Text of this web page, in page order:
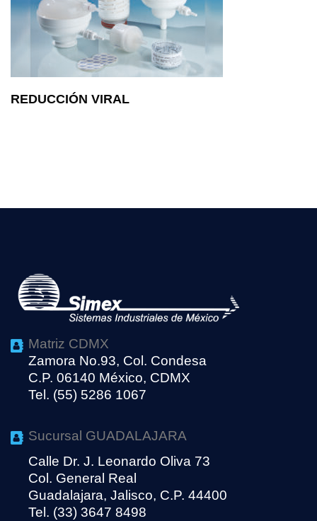
REDUCCIÓN VIRAL
Matriz CDMX
Zamora No.93, Col. Condesa
C.P. 06140 México, CDMX
Tel. (55) 5286 1067
Sucursal GUADALAJARA
Calle Dr. J. Leonardo Oliva 73
Col. General Real
Guadalajara, Jalisco, C.P. 44400
Tel. (33) 3647 8498